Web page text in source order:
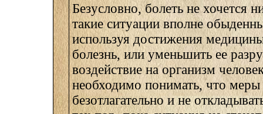
Безусловно, болеть не хочется
такие ситуации вполне
используя достижения
болезнь, или уменьшить ее
воздействие на организм
необходимо понимать, что
безотлагательно и не